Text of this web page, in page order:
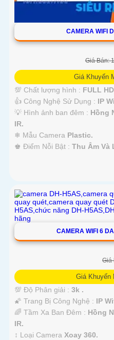
CAMERA WIFI
Giá Bán:
Giá Khuyến
💯 Chất lượng hình : FULL
👍 Công Nghệ Sử Dụng : IP
💡 Hình ảnh ban đêm : Hồng
IR.
❄ Mẫu Camera Plastic.
️♚ Điểm Nỗi Bật : Thu Âm Và
CAMERA WIFI 6
Giá
Giá Khuyến
💯 Độ Phân giải : 3k .
🌠 Trang Bị Công Nghệ : IP
🌈 Tầm Xa Ban Đêm : Hồng
IR.
↕️ Loại Camera Xoay 360.